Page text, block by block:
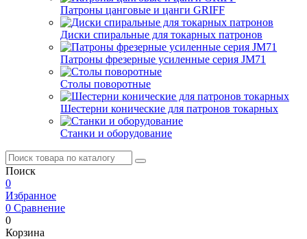
Патроны цанговые и цанги GRIFF
Диски спиральные для токарных патронов
Патроны фрезерные усиленные серия JM71
Столы поворотные
Шестерни конические для патронов токарных
Станки и оборудование
Поиск
0
Избранное
0 Сравнение
0
Корзина